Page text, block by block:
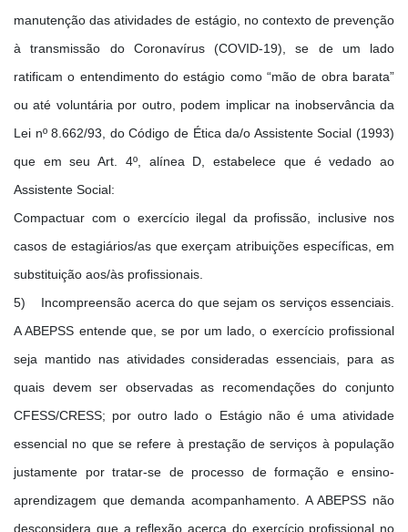
manutenção das atividades de estágio, no contexto de prevenção
à transmissão do Coronavírus (COVID-19), se de um lado
ratificam o entendimento do estágio como “mão de obra barata”
ou até voluntária por outro, podem implicar na inobservância da
Lei nº 8.662/93, do Código de Ética da/o Assistente Social (1993)
que em seu Art. 4º, alínea D, estabelece que é vedado ao
Assistente Social:
Compactuar com o exercício ilegal da profissão, inclusive nos
casos de estagiários/as que exerçam atribuições específicas, em
substituição aos/às profissionais.
5) Incompreensão acerca do que sejam os serviços essenciais.
A ABEPSS entende que, se por um lado, o exercício profissional
seja mantido nas atividades consideradas essenciais, para as
quais devem ser observadas as recomendações do conjunto
CFESS/CRESS; por outro lado o Estágio não é uma atividade
essencial no que se refere à prestação de serviços à população
justamente por tratar-se de processo de formação e ensino-
aprendizagem que demanda acompanhamento. A ABEPSS não
desconsidera que a reflexão acerca do exercício profissional no